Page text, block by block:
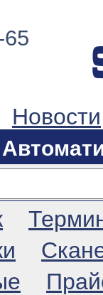
Новости